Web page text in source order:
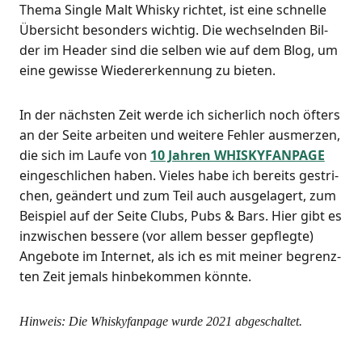
The­ma Sin­gle Malt Whis­ky rich­tet, ist eine schnel­le
Über­sicht beson­ders wich­tig. Die wech­seln­den Bil­
der im Hea­der sind die sel­ben wie auf dem Blog, um
eine gewis­se Wie­der­erken­nung zu bieten.
In der nächs­ten Zeit wer­de ich sicher­lich noch öfters
an der Sei­te arbei­ten und wei­te­re Feh­ler aus­mer­zen,
die sich im Lau­fe von 10 Jah­ren WHISKYFANPAGE
ein­ge­schli­chen haben. Vie­les habe ich bereits gestri­
chen, geän­dert und zum Teil auch aus­ge­la­gert, zum
Bei­spiel auf der Sei­te Clubs, Pubs & Bars. Hier gibt es
inzwi­schen bes­se­re (vor allem bes­ser gepfleg­te)
Ange­bo­te im Inter­net, als ich es mit mei­ner begrenz­
ten Zeit jemals hin­be­kom­men könnte.
Hin­weis: Die Whis­ky­fan­page wur­de 2021 abgeschaltet.